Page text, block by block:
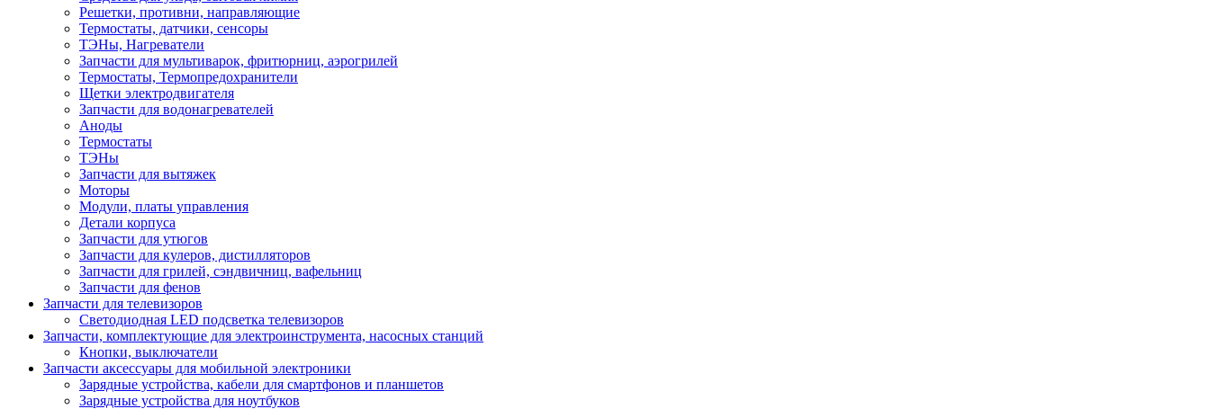
Решетки, противни, направляющие
Термостаты, датчики, сенсоры
ТЭНы, Нагреватели
Запчасти для мультиварок, фритюрниц, аэрогрилей
Термостаты, Термопредохранители
Щетки электродвигателя
Запчасти для водонагревателей
Аноды
Термостаты
ТЭНы
Запчасти для вытяжек
Моторы
Модули, платы управления
Детали корпуса
Запчасти для утюгов
Запчасти для кулеров, дистилляторов
Запчасти для грилей, сэндвичниц, вафельниц
Запчасти для фенов
Запчасти для телевизоров
Светодиодная LED подсветка телевизоров
Запчасти, комплектующие для электроинструмента, насосных станций
Кнопки, выключатели
Запчасти аксессуары для мобильной электроники
Зарядные устройства, кабели для смартфонов и планшетов
Зарядные устройства для ноутбуков